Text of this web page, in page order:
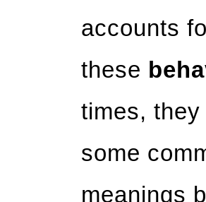
accounts
these
times,
some
meanings